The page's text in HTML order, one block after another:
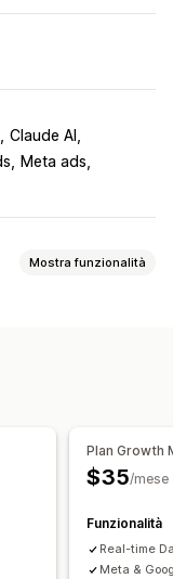
Claude AI
Meta ads
Mostra funzionalità
Plan Growth
$35/mese
Funzionalità
Real-time
Meta &